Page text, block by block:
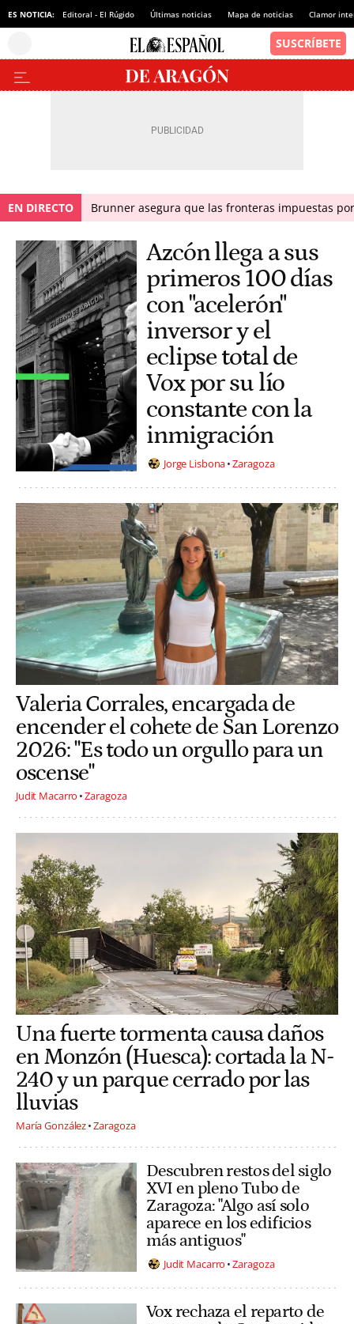
ES NOTICIA: Editoral - El Rúgido Últimas noticias Mapa de noticias Clamor
EN DIRECTO Brunner asegura que las fronteras impuestas
Azcón llega a sus
primeros 100 días
con "acelerón"
inversor y el
eclipse total de
Vox por su lío
constante con la
inmigración
Jorge Lisbona Zaragoza
Valeria Corrales, encargada de
encender el cohete de San Lorenzo
2026: "Es todo un orgullo para un
oscense"
Judit Macarro Zaragoza
Una fuerte tormenta causa daños
en Monzón (Huesca): cortada la N-
240 y un parque cerrado por las
lluvias
María González Zaragoza
Descubren restos del siglo
XVI en pleno Tubo de
Zaragoza: "Algo así solo
aparece en los edificios
más antiguos"
Judit Macarro Zaragoza
Vox rechaza el reparto de